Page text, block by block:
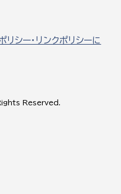
リシー・リンクポリシーに
Reserved.